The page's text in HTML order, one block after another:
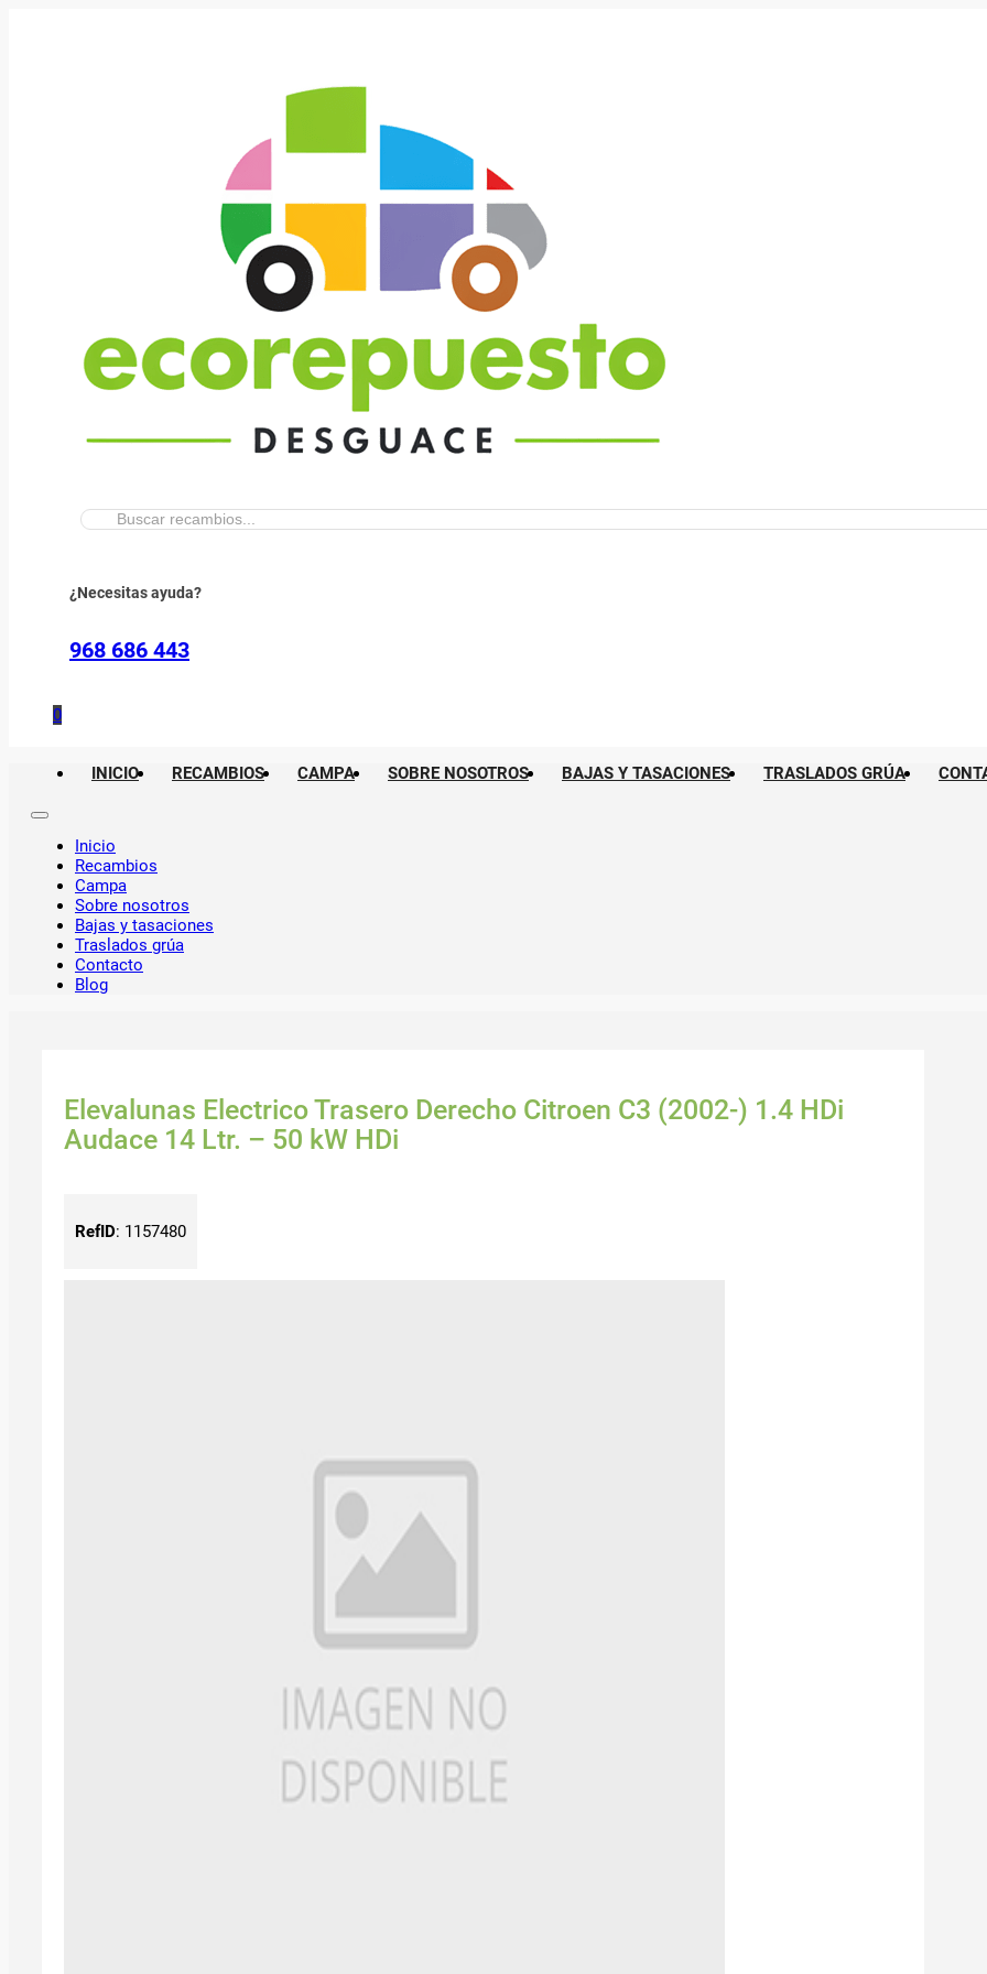
Buscar:
¿Necesitas ayuda?
968 686 443
0
INICIO RECAMBIOS CAMPA SOBRE NOSOTROS BAJAS Y TASACIONES TRASLADOS GRÚA
Inicio
Recambios
Campa
Sobre nosotros
Bajas y tasaciones
Traslados grúa
Contacto
Blog
Elevalunas Electrico Trasero Derecho Citroen C3 (2002-) 1.4 HDi
Audace 14 Ltr. – 50 kW HDi
RefID: 1157480